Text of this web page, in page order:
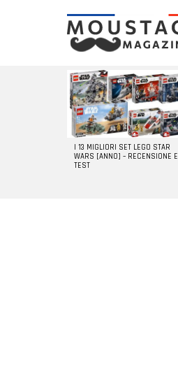
LATEST
STORIES
I 13 MIGLIORI SET LEGO STAR
WARS [ANNO] – RECENSIONE E
TEST